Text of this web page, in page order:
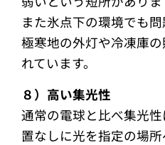
また氷点下の環境でも問
極寒地の外灯や冷凍庫
れています。
８）高い集光性
通常の電球と比べ集光
置なしに光を指定の場